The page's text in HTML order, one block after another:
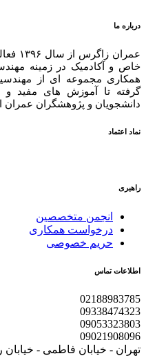
درباره ما
خاص و آکادمیک در زمینه
همکاری مجموعه ای از
گرفته تا آموزش های مفید و
دانشجویان و پژوهشگران عمران
نماد اعتماد
راهبری
انجمن متخصصین
درخواست همکاری
حریم خصوصی
اطلاعات تماس
02188983785
09338474323
09053323803
09021908096
تهران - خیابان فاطمی - خیابان